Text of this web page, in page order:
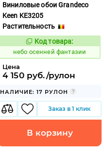
Виниловые обои Grandeco
Keen KE3205
Растительность
1117862
Код товара:
небо осенней фантазии
Цена
4 150 руб./рулон
НАЛИЧИЕ: 17 РУЛОН
Заказ в 1 клик
В корзину